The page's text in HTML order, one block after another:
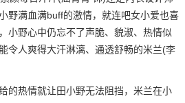
野满血满buff的激情，就连吧女小爱也喜
小野心中仍忘不了声脆、貌淑、热情似
令人爽得大汗淋漓、通透舒畅的米兰(李
的热情就让田小野无法阻挡，米兰在小